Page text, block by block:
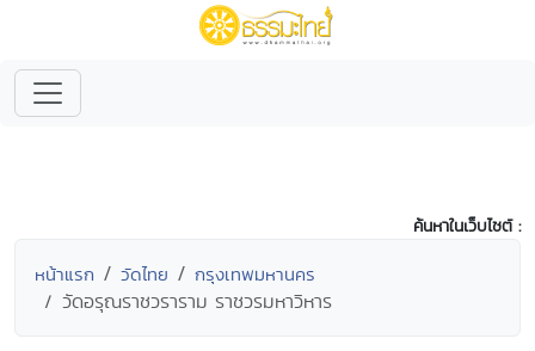
ค้นหาในเว็บไซต์ :
หน้าแรก วัดไทย กรุงเทพมหานคร
วัดอรุณราชวราราม ราชวรมหาวิหาร